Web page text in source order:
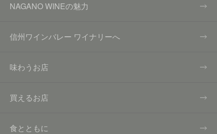
NAGANO WINEの魅力
信州ワインバレー ワイナリーへ
味わうお店
買えるお店
食とともに